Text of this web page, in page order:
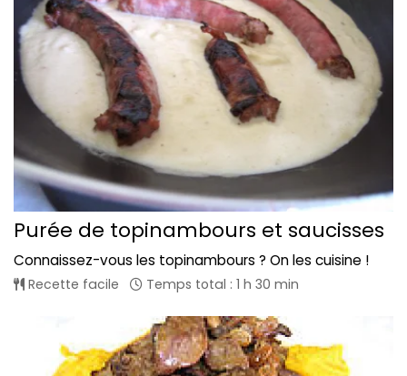
Purée de topinambours et saucisses
Connaissez-vous les topinambours ? On les cuisine !
Recette facile Temps total : 1 h 30 min